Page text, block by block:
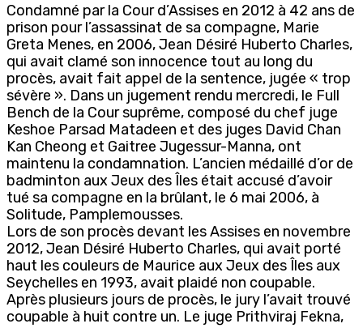
Condamné par la Cour d’Assises en 2012 à 42 ans de
prison pour l’assassinat de sa compagne, Marie
Greta Menes, en 2006, Jean Désiré Huberto Charles,
qui avait clamé son innocence tout au long du
procès, avait fait appel de la sentence, jugée « trop
sévère ». Dans un jugement rendu mercredi, le Full
Bench de la Cour suprême, composé du chef juge
Keshoe Parsad Matadeen et des juges David Chan
Kan Cheong et Gaitree Jugessur-Manna, ont
maintenu la condamnation. L’ancien médaillé d’or de
badminton aux Jeux des Îles était accusé d’avoir
tué sa compagne en la brûlant, le 6 mai 2006, à
Solitude, Pamplemousses.
Lors de son procès devant les Assises en novembre
2012, Jean Désiré Huberto Charles, qui avait porté
haut les couleurs de Maurice aux Jeux des Îles aux
Seychelles en 1993, avait plaidé non coupable.
Après plusieurs jours de procès, le jury l’avait trouvé
coupable à huit contre un. Le juge Prithviraj Fekna,